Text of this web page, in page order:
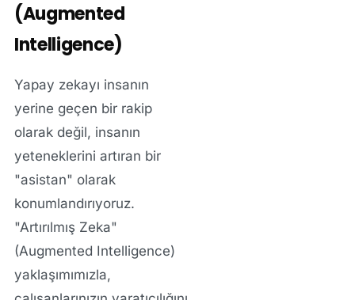
(Augmented
Intelligence)
Yapay zekayı insanın
yerine geçen bir rakip
olarak değil, insanın
yeteneklerini artıran bir
"asistan" olarak
konumlandırıyoruz.
"Artırılmış Zeka"
(Augmented Intelligence)
yaklaşımımızla,